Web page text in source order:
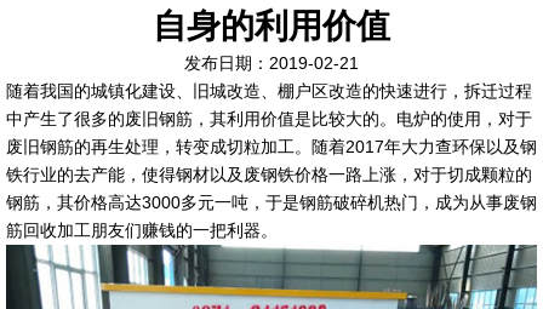
自身的利用价值
发布日期：2019-02-21
随着我国的城镇化建设、旧城改造、棚户区改造的快速进行，拆迁过程
中产生了很多的废旧钢筋，其利用价值是比较大的。电炉的使用，对于
废旧钢筋的再生处理，转变成切粒加工。随着2017年大力查环保以及钢
铁行业的去产能，使得钢材以及废钢铁价格一路上涨，对于切成颗粒的
钢筋，其价格高达3000多元一吨，于是钢筋破碎机热门，成为从事废钢
筋回收加工朋友们赚钱的一把利器。